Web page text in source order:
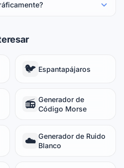
🐦 Espantapájaros
📻 Generador de
Código Morse
☁️ Generador de Ruido
Blanco